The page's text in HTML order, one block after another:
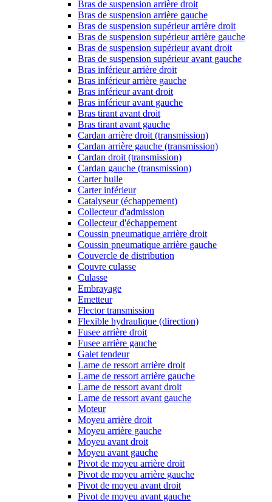
Bras de suspension arrière droit
Bras de suspension arrière gauche
Bras de suspension supérieur arrière droit
Bras de suspension supérieur arrière gauche
Bras de suspension supérieur avant droit
Bras de suspension supérieur avant gauche
Bras inférieur arrière droit
Bras inférieur arrière gauche
Bras inférieur avant droit
Bras inférieur avant gauche
Bras tirant avant droit
Bras tirant avant gauche
Cardan arrière droit (transmission)
Cardan arrière gauche (transmission)
Cardan droit (transmission)
Cardan gauche (transmission)
Carter huile
Carter inférieur
Catalyseur (échappement)
Collecteur d'admission
Collecteur d'échappement
Coussin pneumatique arrière droit
Coussin pneumatique arrière gauche
Couvercle de distribution
Couvre culasse
Culasse
Embrayage
Emetteur
Flector transmission
Flexible hydraulique (direction)
Fusee arrière droit
Fusee arrière gauche
Galet tendeur
Lame de ressort arrière droit
Lame de ressort arrière gauche
Lame de ressort avant droit
Lame de ressort avant gauche
Moteur
Moyeu arrière droit
Moyeu arrière gauche
Moyeu avant droit
Moyeu avant gauche
Pivot de moyeu arrière droit
Pivot de moyeu arrière gauche
Pivot de moyeu avant droit
Pivot de moyeu avant gauche